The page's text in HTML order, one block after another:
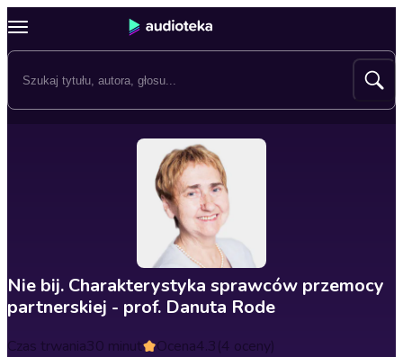
Nie bij. Charakterystyka sprawców przemocy
partnerskiej - prof. Danuta Rode
Czas trwania30 minut Ocena4.3(4 oceny)